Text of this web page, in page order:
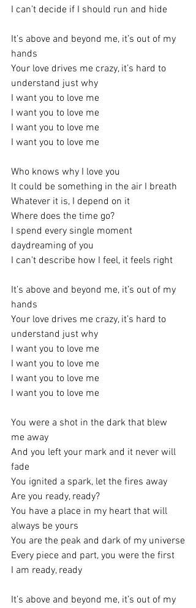
I can’t decide if I should run and hide
It’s above and beyond me, it’s out of my
hands
Your love drives me crazy, it’s hard to
understand just why
I want you to love me
I want you to love me
I want you to love me
I want you to love me
Who knows why I love you
It could be something in the air I breath
Whatever it is, I depend on it
Where does the time go?
I spend every single moment
daydreaming of you
I can't describe how I feel, it feels right
It’s above and beyond me, it’s out of my
hands
Your love drives me crazy, it’s hard to
understand just why
I want you to love me
I want you to love me
I want you to love me
I want you to love me
You were a shot in the dark that blew
me away
And you left your mark and it never will
fade
You ignited a spark, let the fires away
Are you ready, ready?
You have a place in my heart that will
always be yours
You are the peak and dark of my universe
Every piece and part, you were the first
I am ready, ready
It’s above and beyond me, it’s out of my